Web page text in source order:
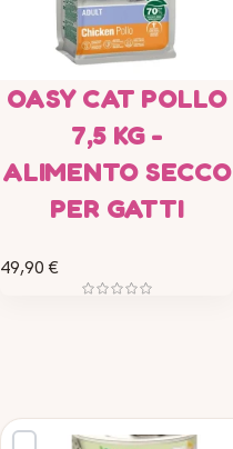
OASY CAT POLLO
7,5 KG -
ALIMENTO SECCO
PER GATTI
49,90 €